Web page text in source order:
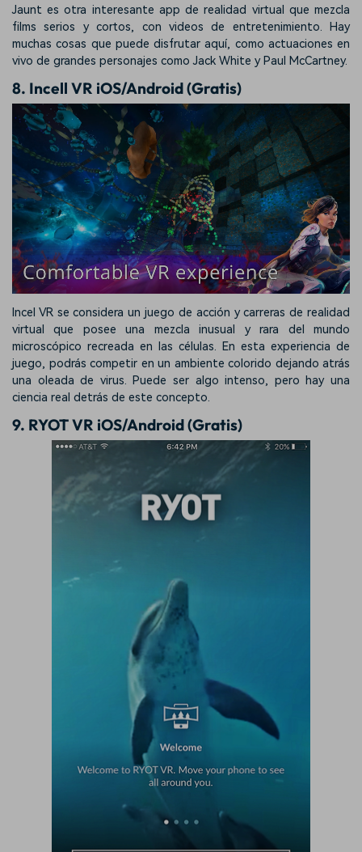
Jaunt es otra interesante app de realidad virtual que mezcla
films serios y cortos, con videos de entretenimiento. Hay
muchas cosas que puede disfrutar aquí, como actuaciones en
vivo de grandes personajes como Jack White y Paul McCartney.
8. Incell VR iOS/Android (Gratis)
Incel VR se considera un juego de acción y carreras de realidad
virtual que posee una mezcla inusual y rara del mundo
microscópico recreada en las células. En esta experiencia de
juego, podrás competir en un ambiente colorido dejando atrás
una oleada de virus. Puede ser algo intenso, pero hay una
ciencia real detrás de este concepto.
9. RYOT VR iOS/Android (Gratis)